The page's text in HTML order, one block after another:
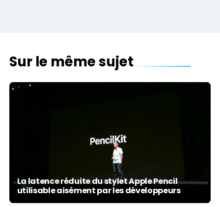
Sur le même sujet
La latence réduite du stylet Apple Pencil
utilisable aisément par les développeurs